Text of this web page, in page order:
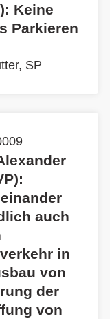
Keine
Parkieren
SP
auch
in
von
der
von